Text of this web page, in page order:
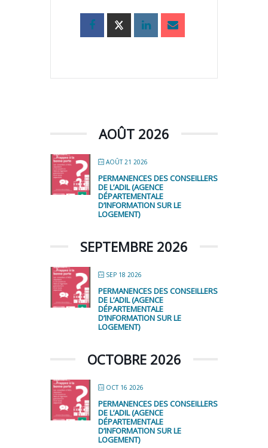
AOÛT 2026
AOÛT 21 2026
PERMANENCES DES CONSEILLERS
DE L’ADIL (AGENCE
DÉPARTEMENTALE
D’INFORMATION SUR LE
LOGEMENT)
SEPTEMBRE 2026
SEP 18 2026
PERMANENCES DES CONSEILLERS
DE L’ADIL (AGENCE
DÉPARTEMENTALE
D’INFORMATION SUR LE
LOGEMENT)
OCTOBRE 2026
OCT 16 2026
PERMANENCES DES CONSEILLERS
DE L’ADIL (AGENCE
DÉPARTEMENTALE
D’INFORMATION SUR LE
LOGEMENT)